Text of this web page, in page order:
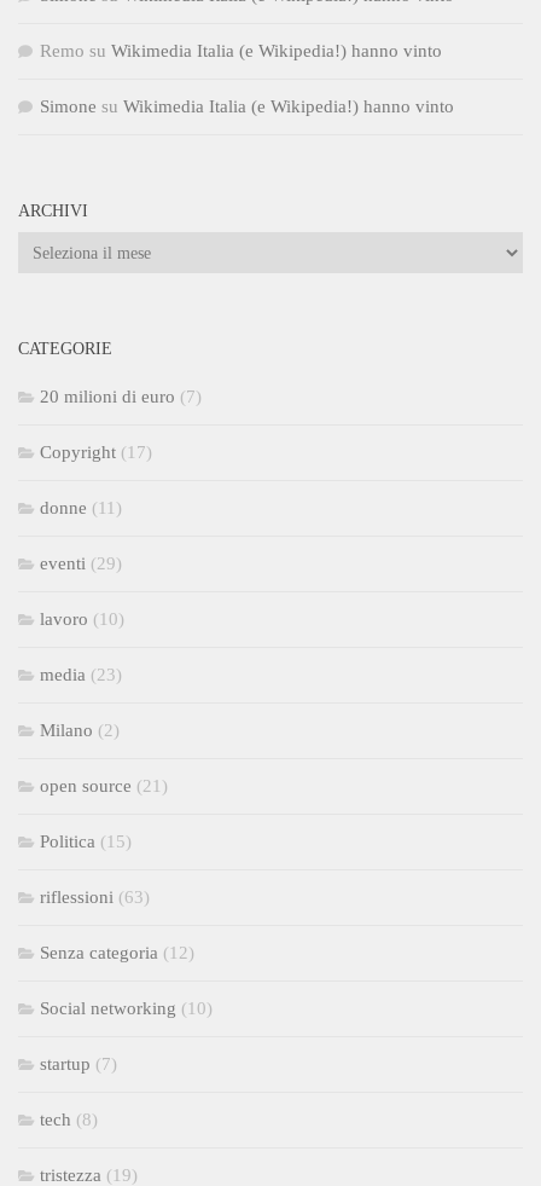
Remo su Wikimedia Italia (e Wikipedia!) hanno vinto
Simone su Wikimedia Italia (e Wikipedia!) hanno vinto
ARCHIVI
Archivi
CATEGORIE
20 milioni di euro (7)
Copyright (17)
donne (11)
eventi (29)
lavoro (10)
media (23)
Milano (2)
open source (21)
Politica (15)
riflessioni (63)
Senza categoria (12)
Social networking (10)
startup (7)
tech (8)
tristezza (19)